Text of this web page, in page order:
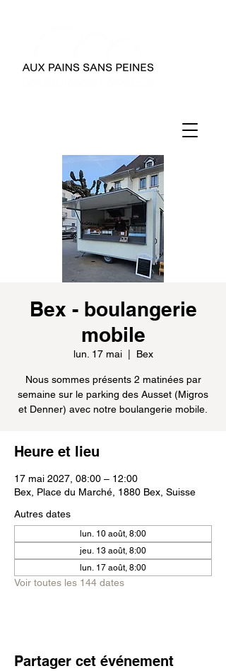
Bex - boulangerie
mobile
lun. 17 mai
  |
Bex
Nous sommes présents 2 matinées par
semaine sur le parking des Ausset (Migros
et Denner) avec notre boulangerie mobile.
Heure et lieu
17 mai 2027, 08:00 – 12:00
Bex, Place du Marché, 1880 Bex, Suisse
Autres dates
lun. 10 août, 8:00
jeu. 13 août, 8:00
lun. 17 août, 8:00
Voir toutes les 144 dates
Partager cet événement